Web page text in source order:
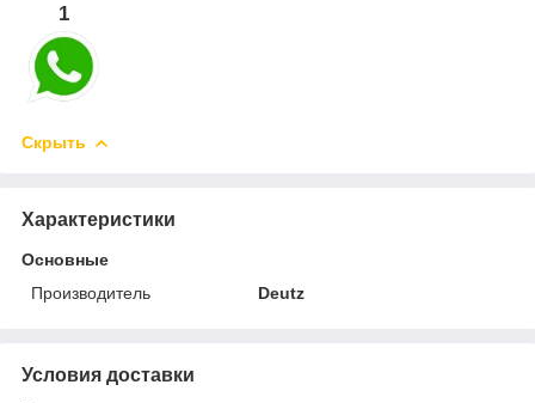
1
Скрыть
Характеристики
Основные
Производитель
Deutz
Условия доставки